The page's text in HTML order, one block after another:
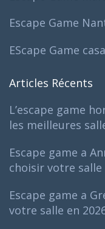
Escape Game
EScape Game
Articles Récents
L’escape game
les meilleures
Escape game a
choisir votre salle
Escape game a
votre salle en